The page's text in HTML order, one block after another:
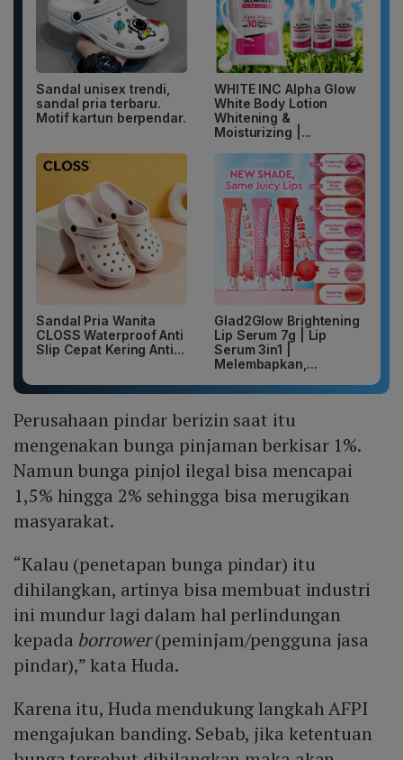
Sandal unisex trendi,
sandal pria terbaru.
Motif kartun berpendar.
WHITE INC Alpha Glow
White Body Lotion
Whitening &
Moisturizing |...
Sandal Pria Wanita
CLOSS Waterproof Anti
Slip Cepat Kering Anti...
Glad2Glow Brightening
Lip Serum 7g | Lip
Serum 3in1 |
Melembapkan,...
Perusahaan pindar berizin saat itu
mengenakan bunga pinjaman berkisar 1%.
Namun bunga pinjol ilegal bisa mencapai
1,5% hingga 2% sehingga bisa merugikan
masyarakat.
“Kalau (penetapan bunga pindar) itu
dihilangkan, artinya bisa membuat industri
ini mundur lagi dalam hal perlindungan
kepada borrower(peminjam/pengguna jasa
pindar),” kata Huda.
Karena itu, Huda mendukung langkah AFPI
mengajukan banding. Sebab, jika ketentuan